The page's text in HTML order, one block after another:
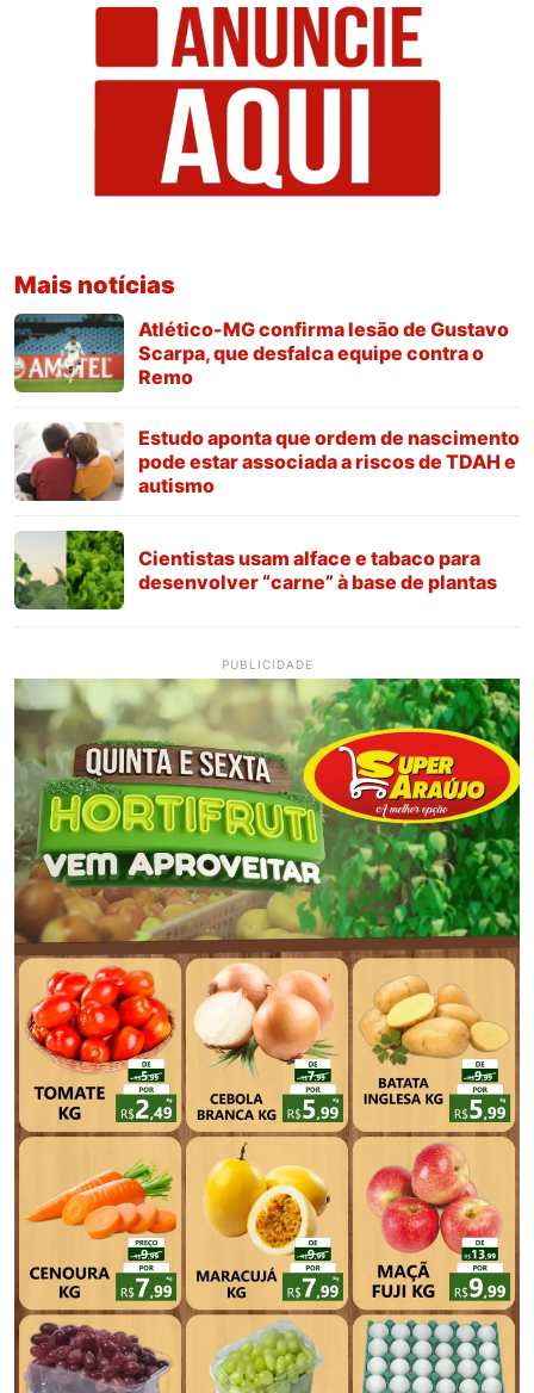
Mais notícias
Atlético-MG confirma lesão de Gustavo
Scarpa, que desfalca equipe contra o
Remo
Estudo aponta que ordem de nascimento
pode estar associada a riscos de TDAH e
autismo
Cientistas usam alface e tabaco para
desenvolver “carne” à base de plantas
PUBLICIDADE